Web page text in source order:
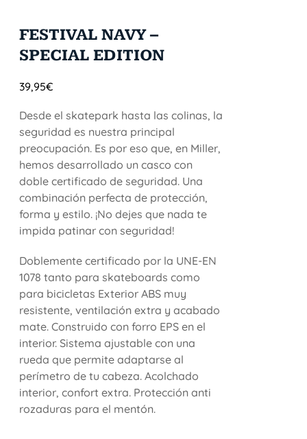
FESTIVAL NAVY –
SPECIAL EDITION
39,95€
Desde el skatepark hasta las colinas, la
seguridad es nuestra principal
preocupación. Es por eso que, en Miller,
hemos desarrollado un casco con
doble certificado de seguridad. Una
combinación perfecta de protección,
forma y estilo. ¡No dejes que nada te
impida patinar con seguridad!
Doblemente certificado por la UNE-EN
1078 tanto para skateboards como
para bicicletas Exterior ABS muy
resistente, ventilación extra y acabado
mate. Construido con forro EPS en el
interior. Sistema ajustable con una
rueda que permite adaptarse al
perímetro de tu cabeza. Acolchado
interior, confort extra. Protección anti
rozaduras para el mentón.